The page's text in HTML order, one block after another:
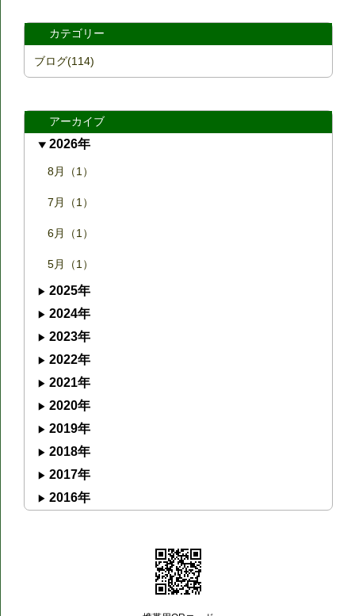
カテゴリー
ブログ(114)
アーカイブ
2026年
8月（1）
7月（1）
6月（1）
5月（1）
2025年
2024年
2023年
2022年
2021年
2020年
2019年
2018年
2017年
2016年